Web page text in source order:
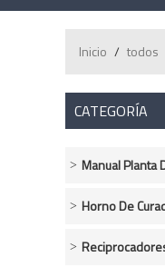
Inicio / todos
CATEGORÍA
Manual Planta
Horno De